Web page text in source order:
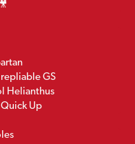
GS
Helianthus
Up